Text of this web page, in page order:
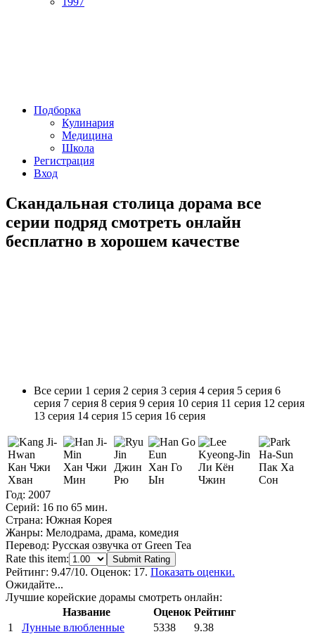
Подборка
Кулинария
Медицина
Школа
Регистрация
Вход
Скандальная столица дорама все
серии подряд смотреть онлайн
бесплатно в хорошем качестве
Все серии 1 серия 2 серия 3 серия 4 серия 5 серия 6
серия 7 серия 8 серия 9 серия 10 серия 11 серия 12 серия
13 серия 14 серия 15 серия 16 серия
Кан Чжи
Хван
Хан Чжи
Мин
Джин
Рю
Хан Го
Ын
Ли Кён
Чжин
Пак Ха
Сон
Год: 2007
Серий: 16 по 65 мин.
Страна: Южная Корея
Жанры: Мелодрама, драма, комедия
Перевод: Русская озвучка от Green Tea
Rate this item:
Submit Rating
Рейтинг: 9.47/10. Оценок: 17. Показать оценки.
Ожидайте...
Лучшие корейские дорамы смотреть онлайн:
Название
Оценок Рейтинг
1
Лунные влюбленные 5338
9.38